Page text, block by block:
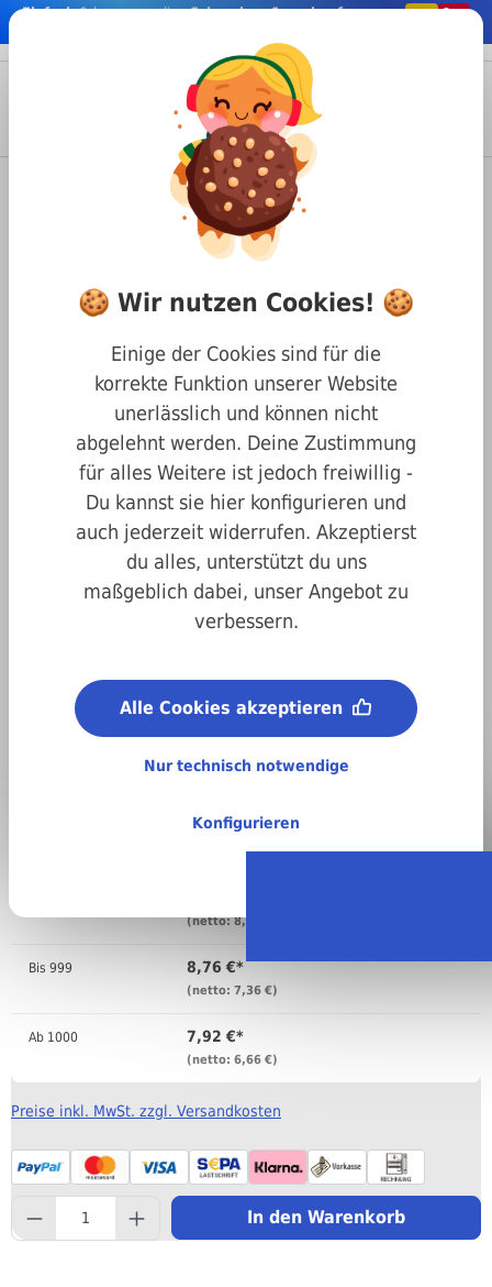
springen
Einfach& bequem onlineSchrauben & co. kaufen
Anmelden
Befestigungstechnik Nägel & Stifte
DIN 1 A2 10 x 100 Kegelstift
Material:
A2 Edelstahl
4-6 Arbeitstage
Preis pro VPE ( )
(netto: 8,44 €)
Bis 999 8,76 €*
(netto: 7,36 €)
Ab 1000 7,92 €*
(netto: 6,66 €)
Preise inkl. MwSt. zzgl. Versandkosten
In den Warenkorb
🍪 Wir nutzen Cookies! 🍪
Einige der Cookies sind für die
korrekte Funktion unserer Website
unerlässlich und können nicht
abgelehnt werden. Deine Zustimmung
für alles Weitere ist jedoch freiwillig -
Du kannst sie hier konfigurieren und
auch jederzeit widerrufen. Akzeptierst
du alles, unterstützt du uns
maßgeblich dabei, unser Angebot zu
verbessern.
Alle Cookies akzeptieren
Nur technisch notwendige
Konfigurieren